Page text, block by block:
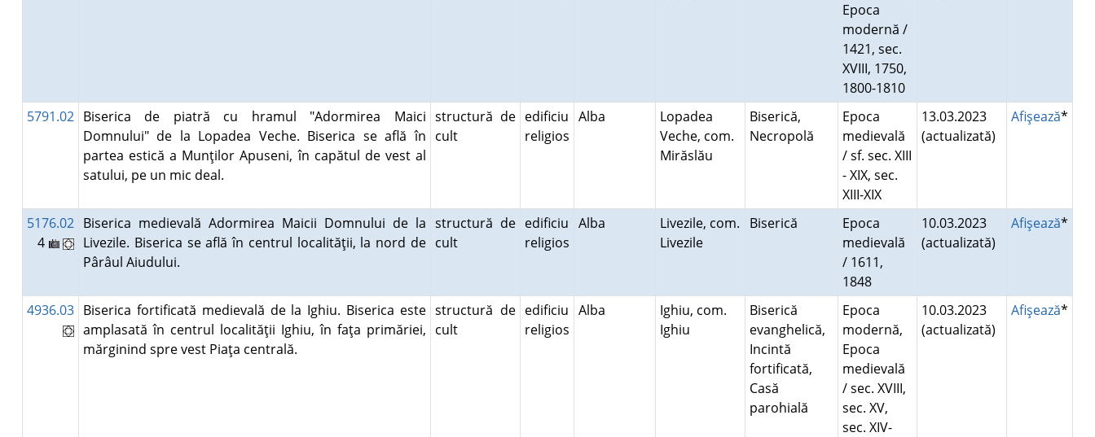
Epoca
modernă /
1421, sec.
XVIII, 1750,
1800-1810
5791.02 Biserica de piatră cu hramul "Adormirea Maici
Domnului" de la Lopadea Veche. Biserica se află în
partea estică a Munţilor Apuseni, în capătul de vest al
satului, pe un mic deal.
structură de
cult
edificiu
religios
Alba
Lopadea
Veche, com.
Mirăslău
Biserică,
Necropolă
Epoca
medievală
/ sf. sec. XIII
- XIX, sec.
XIII-XIX
13.03.2023
(actualizată)
Afişează*
5176.02
4
Biserica medievală Adormirea Maicii Domnului de la
Livezile. Biserica se află în centrul localităţii, la nord de
Pârâul Aiudului.
structură de
cult
edificiu
religios
Alba
Livezile, com.
Livezile
Biserică
Epoca
medievală
/ 1611,
1848
10.03.2023
(actualizată)
Afişează*
4936.03 Biserica fortificată medievală de la Ighiu. Biserica este
amplasată în centrul localităţii Ighiu, în faţa primăriei,
mărginind spre vest Piaţa centrală.
structură de
cult
edificiu
religios
Alba
Ighiu, com.
Ighiu
Biserică
evanghelică,
Incintă
fortificată,
Casă
parohială
Epoca
modernă,
Epoca
medievală
/ sec. XVIII,
sec. XV,
sec. XIV-
10.03.2023
(actualizată)
Afişează*